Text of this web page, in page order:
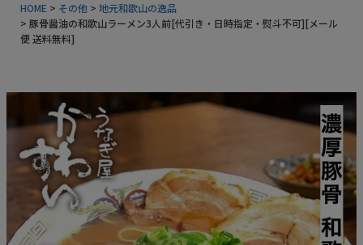
HOME その他
地元和歌山の逸品
豚骨醤油の和歌山ラーメン3人前[代引き・日時指定・熨斗不可][メール
便 送料無料]
ギフトセット
タレ・山椒
業務用商品
特典付きカタログ請求
ふるさと納税
地元和歌山の逸品